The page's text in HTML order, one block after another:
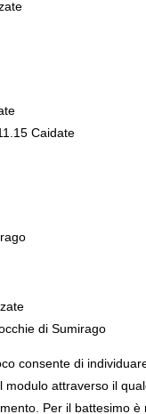
Caidate
di Sumirago
consente di
modulo attraverso il
Per il battesimo